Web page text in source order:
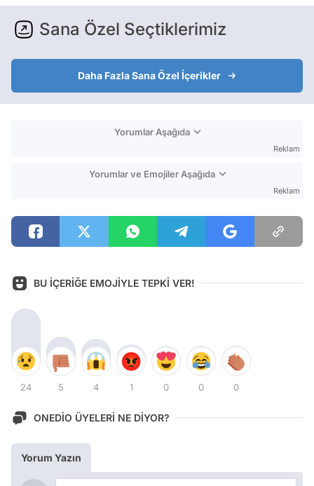
Sana Özel Seçtiklerimiz
Daha Fazla Sana Özel İçerikler
Yorumlar Aşağıda
Reklam
Yorumlar ve Emojiler Aşağıda
Reklam
BU İÇERİĞE EMOJİYLE TEPKİ VER!
24 5 4 1 0 0 0
ONEDİO ÜYELERİ NE DİYOR?
Yorum Yazın